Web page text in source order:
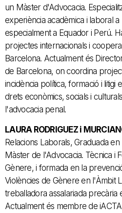
un Màster d'Advocacia.
experiència acadèmica i laboral
especialment a Equador i Perú.
projectes internacionals i
Barcelona. Actualment és
de Barcelona, on coordina
incidència política, formació i litigi
drets econòmics, socials i
l'advocacia penal.
LAURA RODRIGUEZ i
Relacions Laborals, Graduada
Màster de l'Advocacia. Tècnica i
Gènere, i formada en la
Violències de Gènere en l'Àmbit
treballadora assalariada precària
Actualment és membre de